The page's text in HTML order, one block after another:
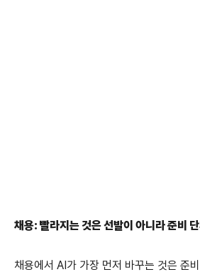
채용: 빨라지는 것은 선발이 아니라 준비
채용에서 AI가 가장 먼저 바꾸는 것은 준